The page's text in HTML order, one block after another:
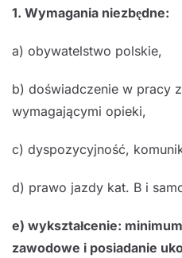
1. Wymagania niezbędne:
a) obywatelstwo polskie,
b) doświadczenie w pracy
wymagającymi opieki,
c) dyspozycyjność,
d) prawo jazdy kat. B i
e) wykształcenie:
zawodowe i posiadanie